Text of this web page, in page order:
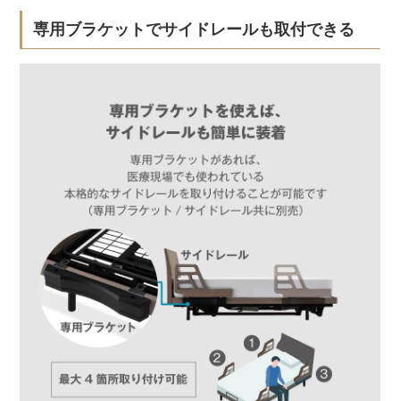
専用ブラケットでサイドレールも取付できる